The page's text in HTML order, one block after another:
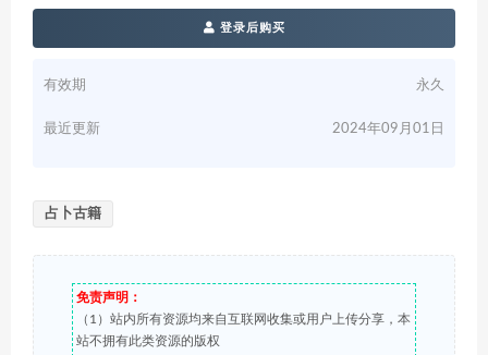
登录后购买
有效期 永久
最近更新 2024年09月01日
占卜古籍
免责声明：
（1）站内所有资源均来自互联网收集或用户上传分享，本
站不拥有此类资源的版权